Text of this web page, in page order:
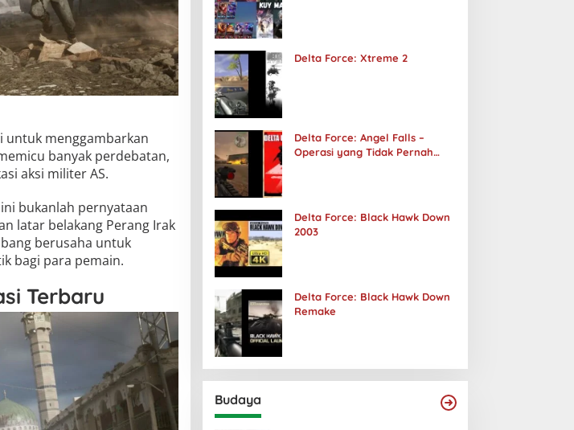
untuk menggambarkan
banyak perdebatan,
aksi militer AS.
bukanlah pernyataan
latar belakang Perang Irak
berusaha untuk
bagi para pemain.
Terbaru
Delta Force: Xtreme 2
Delta Force: Angel Falls –
Operasi yang Tidak Pernah
Delta Force: Black Hawk Down
2003
Delta Force: Black Hawk Down
Remake
Budaya